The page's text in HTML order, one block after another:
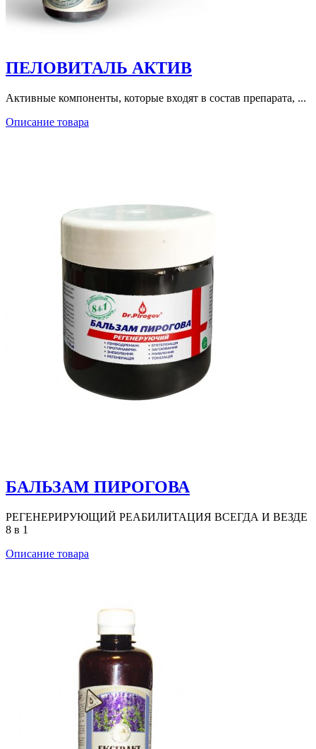
ПЕЛОВИТАЛЬ АКТИВ
Активные компоненты, которые входят в состав препарата, ...
Описание товара
БАЛЬЗАМ ПИРОГОВА
РЕГЕНЕРИРУЮЩИЙ РЕАБИЛИТАЦИЯ ВСЕГДА И ВЕЗДЕ
8 в 1
Описание товара